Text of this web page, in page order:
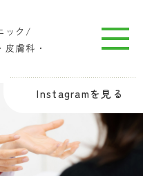
ック/
膚科・
Instagramを見る